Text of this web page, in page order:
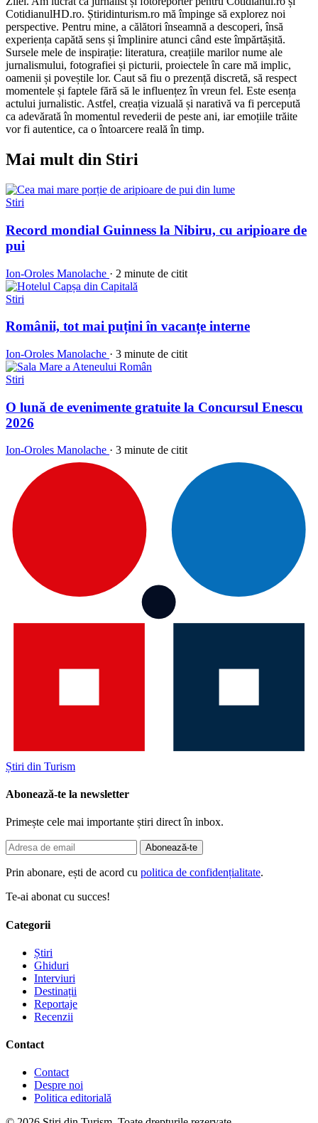
CotidianulHD.ro. Știridinturism.ro mă împinge să explorez noi
perspective. Pentru mine, a călători înseamnă a descoperi, însă
experiența capătă sens și împlinire atunci când este împărtășită.
Sursele mele de inspirație: literatura, creațiile marilor nume ale
jurnalismului, fotografiei și picturii, proiectele în care mă implic,
oamenii și poveștile lor. Caut să fiu o prezență discretă, să respect
momentele și faptele fără să le influențez în vreun fel. Este esența
actului jurnalistic. Astfel, creația vizuală și narativă va fi percepută
ca adevărată în momentul revederii de peste ani, iar emoțiile trăite
vor fi autentice, ca o întoarcere reală în timp.
Mai mult din Stiri
Stiri
Record mondial Guinness la Nibiru, cu aripioare de
pui
Ion-Oroles Manolache · 2 minute de citit
Stiri
Românii, tot mai puțini în vacanțe interne
Ion-Oroles Manolache · 3 minute de citit
Stiri
O lună de evenimente gratuite la Concursul Enescu
2026
Ion-Oroles Manolache · 3 minute de citit
Știri din Turism
Abonează-te la newsletter
Primește cele mai importante știri direct în inbox.
Abonează-te
Prin abonare, ești de acord cu politica de confidențialitate.
Te-ai abonat cu succes!
Categorii
Știri
Ghiduri
Interviuri
Destinații
Reportaje
Recenzii
Contact
Contact
Despre noi
Politica editorială